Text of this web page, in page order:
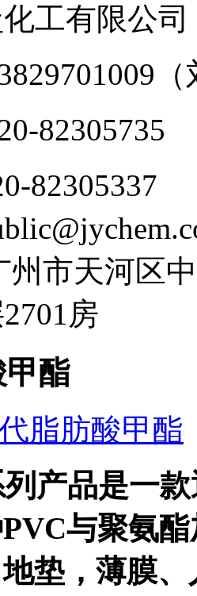
化工有限公
82305735
82305337
州市天河区
房
酯
脂肪酸甲酯
产品是一
PVC与聚氨
垫，薄膜